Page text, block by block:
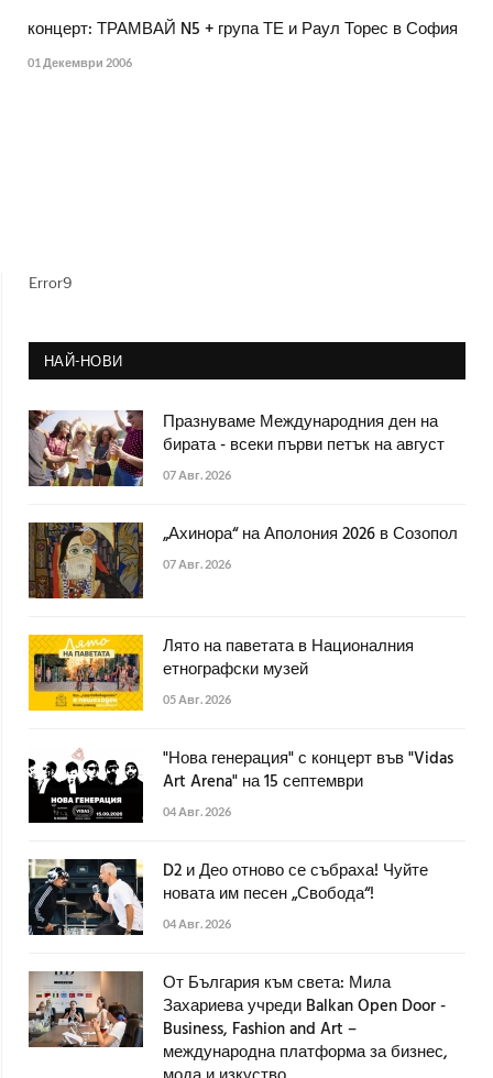
концерт: ТРАМВАЙ N5 + група ТЕ и Раул Торес в София
01 Декември 2006
Error9
НАЙ-НОВИ
Празнуваме Международния ден на
бирата - всеки първи петък на август
07 Авг. 2026
„Ахинора“ на Аполония 2026 в Созопол
07 Авг. 2026
Лято на паветата в Националния
етнографски музей
05 Авг. 2026
"Нова генерация" с концерт във "Vidas
Art Arena" на 15 септември
04 Авг. 2026
D2 и Део отново се събраха! Чуйте
новата им песен „Свобода“!
04 Авг. 2026
От България към света: Мила
Захариева учреди Balkan Open Door -
Business, Fashion and Art –
международна платформа за бизнес,